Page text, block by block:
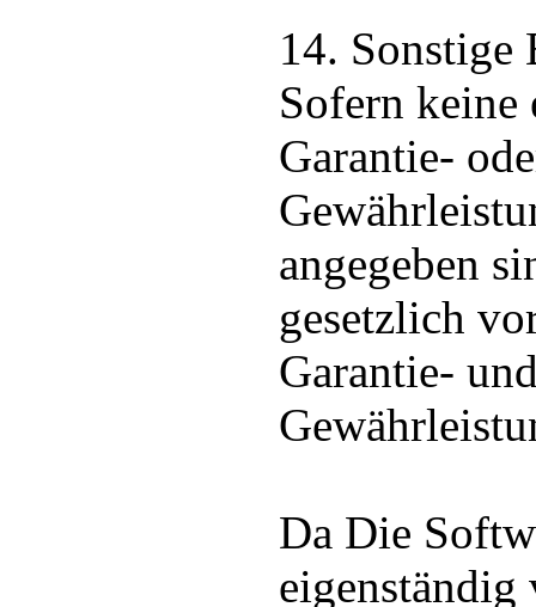
14. Sonstige
Sofern keine
Garantie-
angegeben
gesetzlich
Garantie-
Da Die
eigenständig